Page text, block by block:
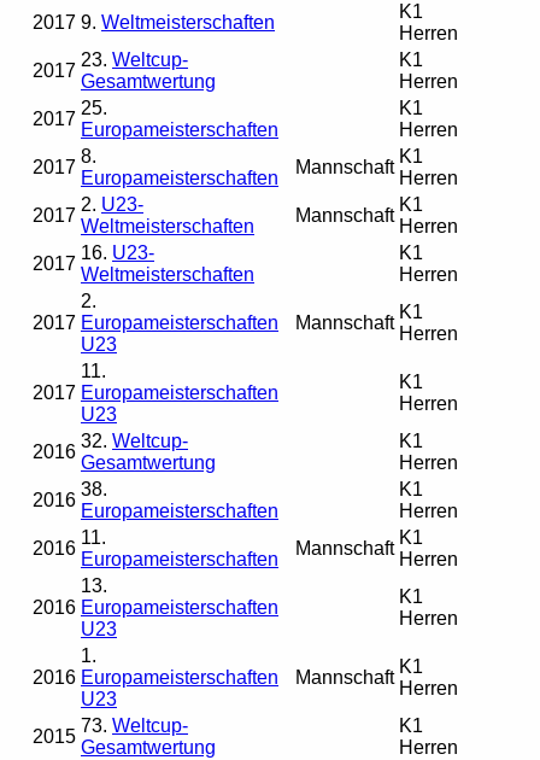
2017 9. Weltmeisterschaften
K1
Herren
2017
23. Weltcup-
Gesamtwertung
K1
Herren
2017
25.
Europameisterschaften
K1
Herren
2017
8.
Europameisterschaften
Mannschaft
K1
Herren
2017
2. U23-
Weltmeisterschaften
Mannschaft
K1
Herren
2017
16. U23-
Weltmeisterschaften
K1
Herren
2017
2.
Europameisterschaften
U23
Mannschaft
K1
Herren
2017
11.
Europameisterschaften
U23
K1
Herren
2016
32. Weltcup-
Gesamtwertung
K1
Herren
2016
38.
Europameisterschaften
K1
Herren
2016
11.
Europameisterschaften
Mannschaft
K1
Herren
2016
13.
Europameisterschaften
U23
K1
Herren
2016
1.
Europameisterschaften
U23
Mannschaft
K1
Herren
2015
73. Weltcup-
Gesamtwertung
K1
Herren